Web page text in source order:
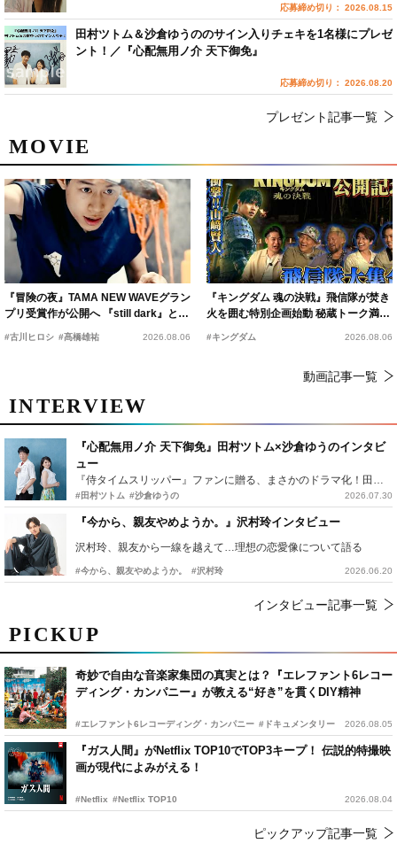
PICKUP
奇妙で自由な音楽家集団の真実とは？『エレファント6レコー
ディング・カンパニー』が教える“好き”を貫くDIY精神
#エレファント6レコーディング・カンパニー #ドキュメンタリー 2026.08.05
『ガス人間』がNetflix TOP10でTOP3キープ！ 伝説的特撮映
画が現代によみがえる！
#Netflix #Netflix TOP10 2026.08.04
ピックアップ記事一覧
MOVIE
『冒険の夜』TAMA NEW WAVEグラン
プリ受賞作が公開へ 『still dark』と同
時上映決定
#古川ヒロシ #髙橋雄祐 2026.08.06
『キングダム 魂の決戦』飛信隊が焚き
火を囲む特別企画始動 秘蔵トーク満載
の“キングダムキャンプ”開催
#キングダム 2026.08.06
動画記事一覧
INTERVIEW
『心配無用ノ介 天下御免』田村ツトム×沙倉ゆうのインタビ
ュー
『侍タイムスリッパー』ファンに贈る、まさかのドラマ化！田村ツトム×沙倉ゆうのが語る『心配無用ノ介』撮影秘話
#田村ツトム #沙倉ゆうの 2026.07.30
『今から、親友やめようか。』沢村玲インタビュー
沢村玲、親友から一線を越えて…理想の恋愛像について語る
#今から、親友やめようか。 #沢村玲 2026.06.20
インタビュー記事一覧
応募締め切り： 2026.08.15
田村ツトム＆沙倉ゆうののサイン入りチェキを1名様にプレゼ
ント！／『心配無用ノ介 天下御免』
応募締め切り： 2026.08.20
プレゼント記事一覧